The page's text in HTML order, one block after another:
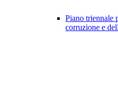
Piano triennale
corruzione e